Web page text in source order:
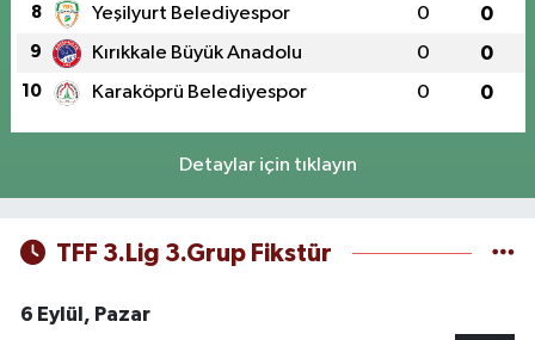
8 Yeşilyurt Belediyespor 0 0
9 Kırıkkale Büyük Anadolu 0 0
10 Karaköprü Belediyespor 0 0
Detaylar için tıklayın
TFF 3.Lig 3.Grup Fikstür
6 Eylül, Pazar